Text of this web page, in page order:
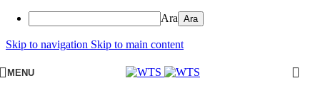
Ara
Skip to navigation Skip to main content
MENU